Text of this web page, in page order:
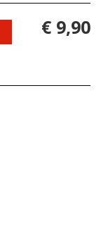
€ 9,90